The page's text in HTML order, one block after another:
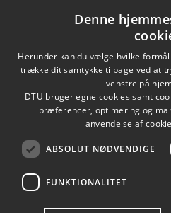
DTU Inside (login)
Job og Karriere
DTU Alumni
Webshop
DTU Bibliotek
DTU Orbit
Denne
Herunder kan du vælge hvilke
trække dit samtykke tilbage ved at
venstre på
DTU bruger egne cookies samt
præferencer, optimering og
anvendelse af
ABSOLUT NØDVENDIGE
FUNKTIONALITET